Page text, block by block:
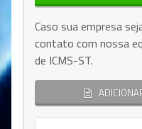
Caso sua empresa
contato com nossa
de ICMS-ST.